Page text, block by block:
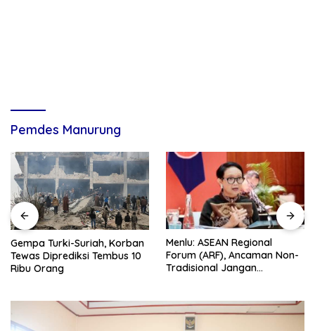
Pemdes Manurung
Gempa Turki-Suriah, Korban
Tewas Diprediksi Tembus 10
Ribu Orang
Menlu: ASEAN Regional
Forum (ARF), Ancaman Non-
Tradisional Jangan